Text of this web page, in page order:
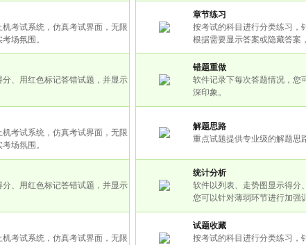
考试系统，仿真考试界面，无限
场氛围。
、用红色标记答错试题，并显示
考试系统，仿真考试界面，无限
场氛围。
、用红色标记答错试题，并显示
考试系统，仿真考试界面，无限
章节练习
按考试的科目进行分类练习，
根据需要显示答案或隐藏答案
错题重做
软件记录下每次答题情况，您
深印象。
解题思路
重点试题提供专业级的解题思
统计分析
软件以列表、走势图显示得分
您可以针对薄弱环节进行加强
试题收藏
按考试的科目进行分类练习，